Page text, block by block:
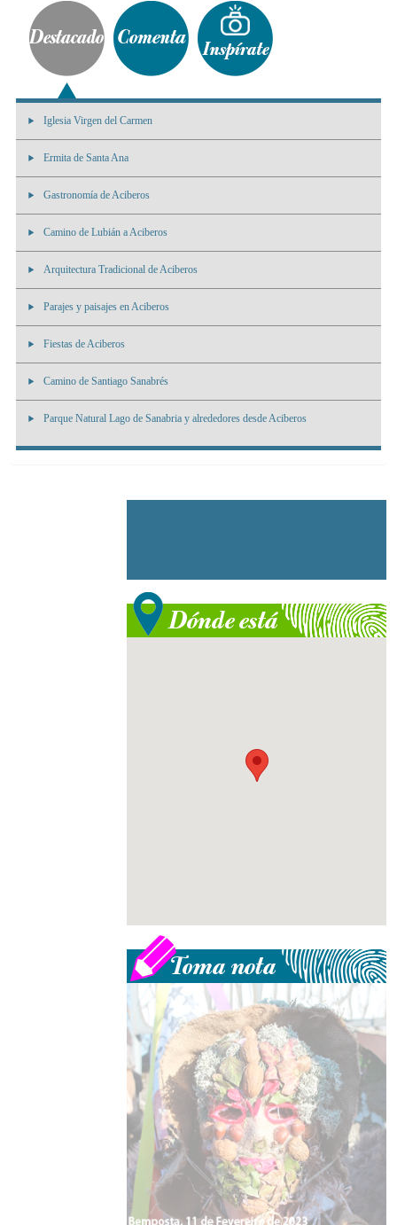
Iglesia Virgen del Carmen
Ermita de Santa Ana
Gastronomía de Aciberos
Camino de Lubián a Aciberos
Arquitectura Tradicional de Aciberos
Parajes y paisajes en Aciberos
Fiestas de Aciberos
Camino de Santiago Sanabrés
Parque Natural Lago de Sanabria y alrededores desde Aciberos